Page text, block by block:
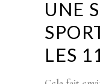
UNE
LES